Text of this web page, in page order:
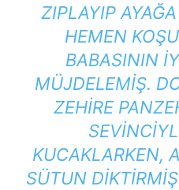
ZIPLAYIP
HEMEN
BABASININ
MÜJDELEMIŞ.
ZEHIRE
KUCAKLARKEN,
SÜTUN